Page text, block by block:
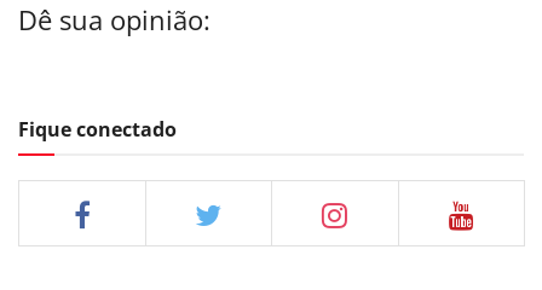
Dê sua opinião:
Fique conectado